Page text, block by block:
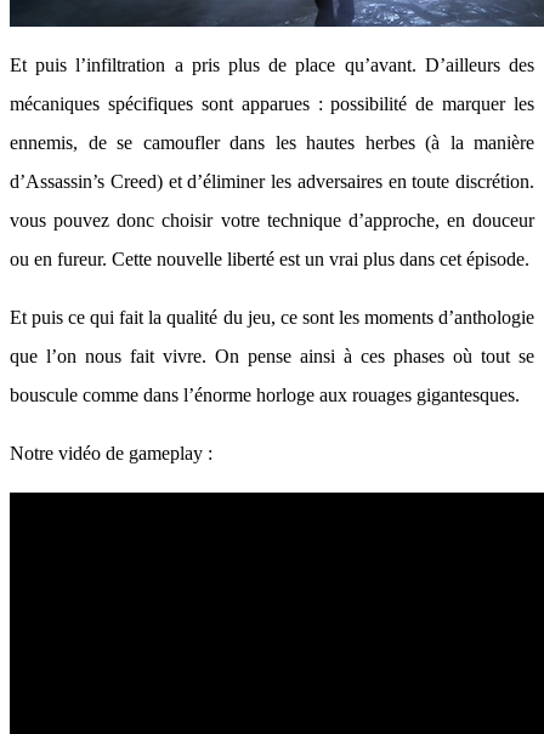
Et puis l’infiltration a pris plus de place qu’avant. D’ailleurs des
mécaniques spécifiques sont apparues : possibilité de marquer les
ennemis, de se camoufler dans les hautes herbes (à la manière
d’Assassin’s Creed) et d’éliminer les adversaires en toute discrétion.
vous pouvez donc choisir votre technique d’approche, en douceur
ou en fureur. Cette nouvelle liberté est un vrai plus dans cet épisode.
Et puis ce qui fait la qualité du jeu, ce sont les moments d’anthologie
que l’on nous fait vivre. On pense ainsi à ces phases où tout se
bouscule comme dans l’énorme horloge aux rouages gigantesques.
Notre vidéo de gameplay :